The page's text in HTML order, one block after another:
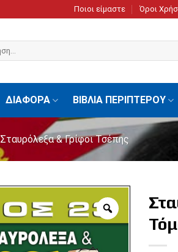
Ποιοι είμαστε Όροι
ΔΙΑΦΟΡΑ ΒΙΒΛΙΑ ΠΕΡΙΠΤΕΡΟΥ
Σταυρόλεξα & Γρίφοι Τσέπης